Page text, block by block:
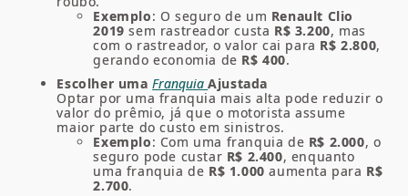
Exemplo: O seguro de um Renault Clio
2019 sem rastreador custa R$ 3.200, mas
com o rastreador, o valor cai para R$ 2.800,
gerando economia de R$ 400.
Escolher umaFranquiaAjustada
Optar por uma franquia mais alta pode reduzir o
valor do prêmio, já que o motorista assume
maior parte do custo em sinistros.
Exemplo: Com uma franquia de R$ 2.000, o
seguro pode custar R$ 2.400, enquanto
uma franquia de R$ 1.000 aumenta para R$
2.700.